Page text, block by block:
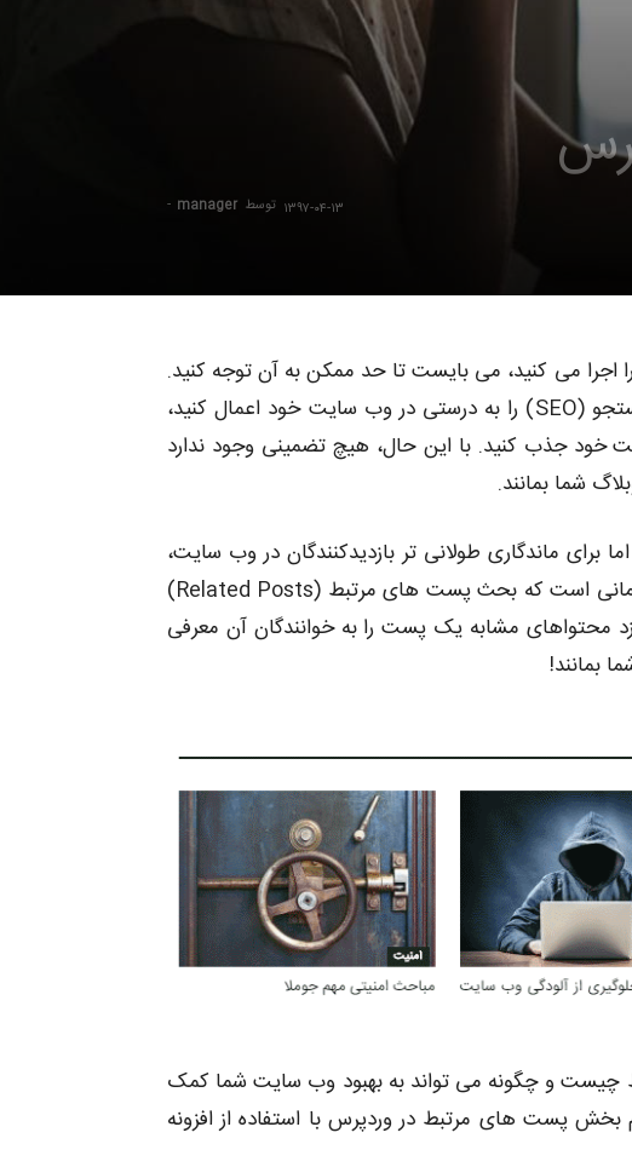
توسط manager
- ۱۳۹۷-۰۴-۱۳
می کنید، می بایست تا حد ممکن به آن توجه کنید.
اگر شما اصول اولیه بهینه سازی موتور های جستجو (SEO) را به درستی در وب سایت خود اعمال کنید،
جذب کنید. با این حال، هیچ تضمینی وجود ندارد
شما بمانند.
برای ماندگاری طولانی تر بازدیدکنندگان در وب سایت،
باید وب سایت خود را بهینه سازی کنید. اینجا زمانی است که بحث پست های مرتبط (Related Posts)
محتواهای مشابه یک پست را به خوانندگان آن معرفی
بمانند!
چیست و چگونه می تواند به بهبود وب سایت شما کمک
پست های مرتبط در وردپرس با استفاده از افزونه